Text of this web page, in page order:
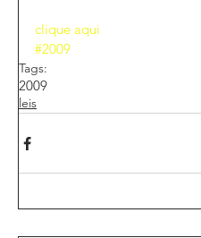
clique aqui
#2009
Tags:
2009
leis